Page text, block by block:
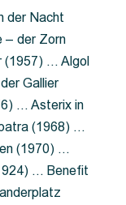
der Nacht
– der Zorn
… Algol
Gallier
… Asterix in
(1968) …
(1970) …
… Benefit